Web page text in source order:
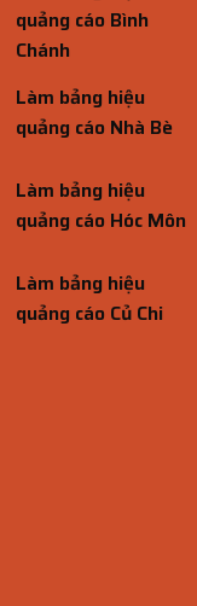
quảng cáo Bình
Chánh
Làm bảng hiệu
quảng cáo Nhà Bè
Làm bảng hiệu
quảng cáo Hóc Môn
Làm bảng hiệu
quảng cáo Củ Chi